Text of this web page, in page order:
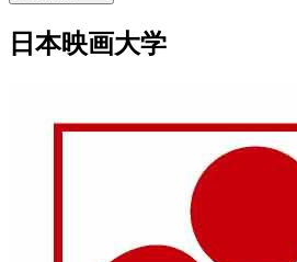
日本映画大学